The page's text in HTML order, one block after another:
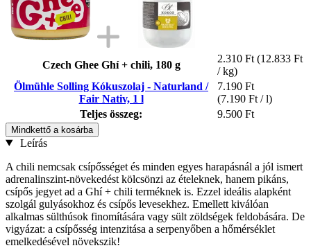
Czech Ghee Ghí + chili, 180 g
2.310 Ft (12.833 Ft
/ kg)
Ölmühle Solling Kókuszolaj - Naturland /
Fair Nativ, 1 l
7.190 Ft
(7.190 Ft / l)
Teljes összeg:
9.500 Ft
Mindkettő a kosárba
Leírás
A chili nemcsak csípősséget és minden egyes harapásnál a jól ismert
adrenalinszint-növekedést kölcsönzi az ételeknek, hanem pikáns,
csípős jegyet ad a Ghí + chili terméknek is. Ezzel ideális alapként
szolgál gulyásokhoz és csípős levesekhez. Emellett kiválóan
alkalmas sülthúsok finomítására vagy sült zöldségek feldobására. De
vigyázat: a csípősség intenzitása a serpenyőben a hőmérséklet
emelkedésével növekszik!